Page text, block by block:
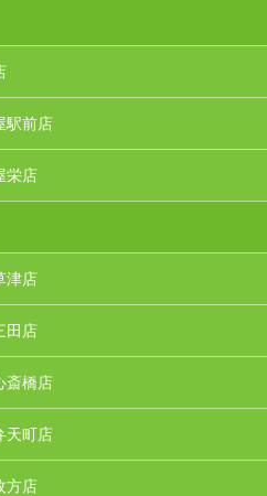
駅前店
栄店
津店
田店
斎橋店
天町店
方店